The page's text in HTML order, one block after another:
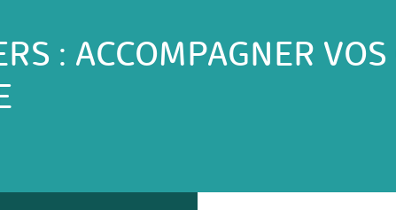
: ACCOMPAGNER